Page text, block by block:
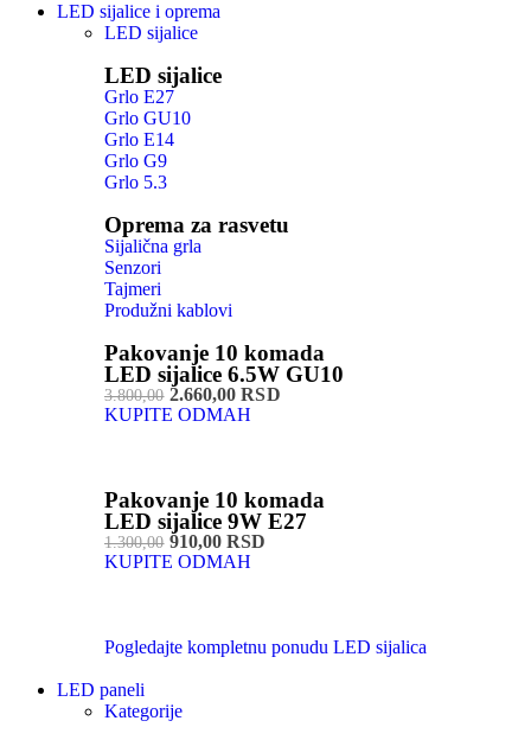
LED sijalice i oprema
LED sijalice
LED sijalice
Grlo E27
Grlo GU10
Grlo E14
Grlo G9
Grlo 5.3
Oprema za rasvetu
Sijalična grla
Senzori
Tajmeri
Produžni kablovi
Pakovanje 10 komada
LED sijalice 6.5W GU10
3.800,002.660,00 RSD
KUPITE ODMAH
Pakovanje 10 komada
LED sijalice 9W E27
1.300,00910,00 RSD
KUPITE ODMAH
Pogledajte kompletnu ponudu LED sijalica
LED paneli
Kategorije